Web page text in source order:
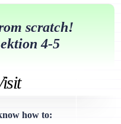
scratch!
4-5
how to: